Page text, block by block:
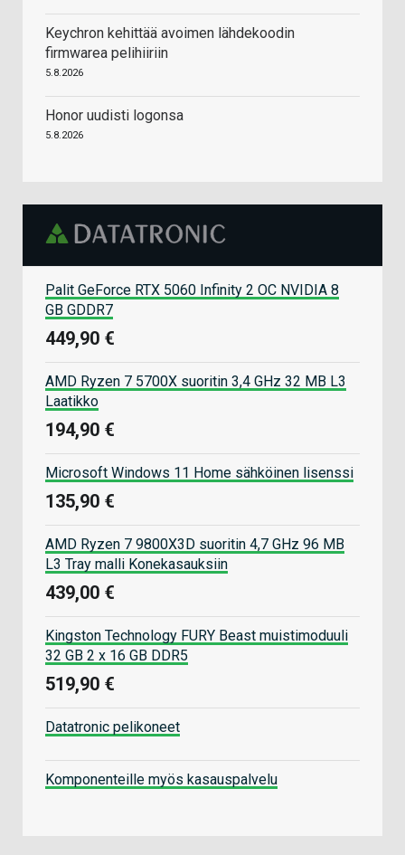
Keychron kehittää avoimen lähdekoodin
firmwarea pelihiiriin
5.8.2026
Honor uudisti logonsa
5.8.2026
Palit GeForce RTX 5060 Infinity 2 OC NVIDIA 8
GB GDDR7
449,90 €
AMD Ryzen 7 5700X suoritin 3,4 GHz 32 MB L3
Laatikko
194,90 €
Microsoft Windows 11 Home sähköinen lisenssi
135,90 €
AMD Ryzen 7 9800X3D suoritin 4,7 GHz 96 MB
L3 Tray malli Konekasauksiin
439,00 €
Kingston Technology FURY Beast muistimoduuli
32 GB 2 x 16 GB DDR5
519,90 €
Datatronic pelikoneet
Komponenteille myös kasauspalvelu